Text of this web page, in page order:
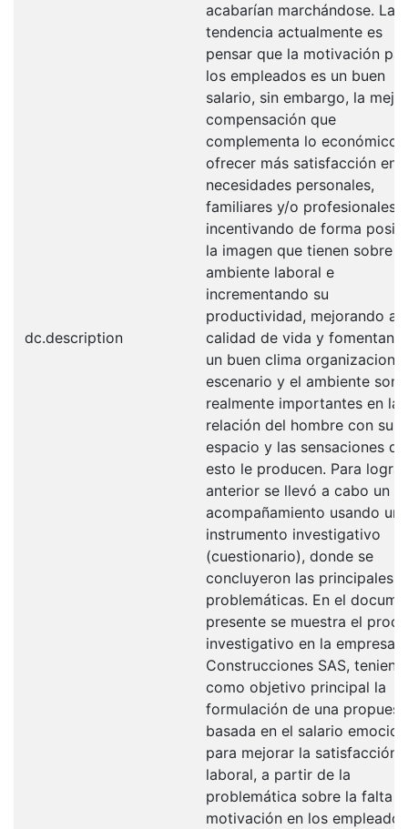
dc.description
acabarían marchándose. La
tendencia actualmente es
pensar que la motivación
los empleados es un buen
salario, sin embargo, la mejor
compensación que
complementa lo económico
ofrecer más satisfacción en
necesidades personales,
familiares y/o profesionales,
incentivando de forma
la imagen que tienen sobre
ambiente laboral e
incrementando su
productividad, mejorando
calidad de vida y
un buen clima
escenario y el ambiente son
realmente importantes en la
relación del hombre con su
espacio y las sensaciones
esto le producen. Para
anterior se llevó a cabo un
acompañamiento usando un
instrumento investigativo
(cuestionario), donde se
concluyeron las principales
problemáticas. En el
presente se muestra el
investigativo en la empresa
Construcciones SAS,
como objetivo principal la
formulación de una
basada en el salario
para mejorar la satisfacción
laboral, a partir de la
problemática sobre la falta
motivación en los